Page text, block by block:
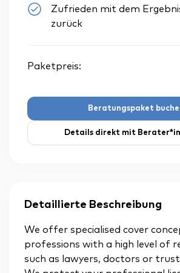
Zufrieden mit dem
zurück
Paketpreis:
Beratungspaket
Details direkt mit
Detaillierte Beschreibung
We offer specialised cover
professions with a high level of
such as lawyers, doctors or